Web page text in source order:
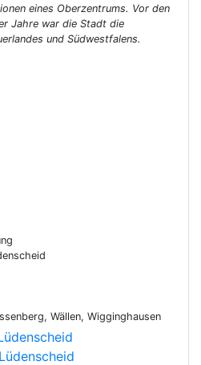
eines Oberzentrums. Vor den
Jahre war die Stadt die
und Südwestfalens.
Wällen, Wigginghausen